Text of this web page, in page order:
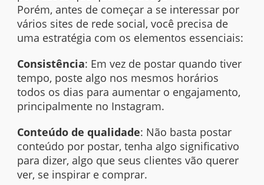
Porém, antes de começar a se interessar por
vários sites de rede social, você precisa de
uma estratégia com os elementos essenciais:
Consistência: Em vez de postar quando tiver
tempo, poste algo nos mesmos horários
todos os dias para aumentar o engajamento,
principalmente no Instagram.
Conteúdo de qualidade: Não basta postar
conteúdo por postar, tenha algo significativo
para dizer, algo que seus clientes vão querer
ver, se inspirar e comprar.